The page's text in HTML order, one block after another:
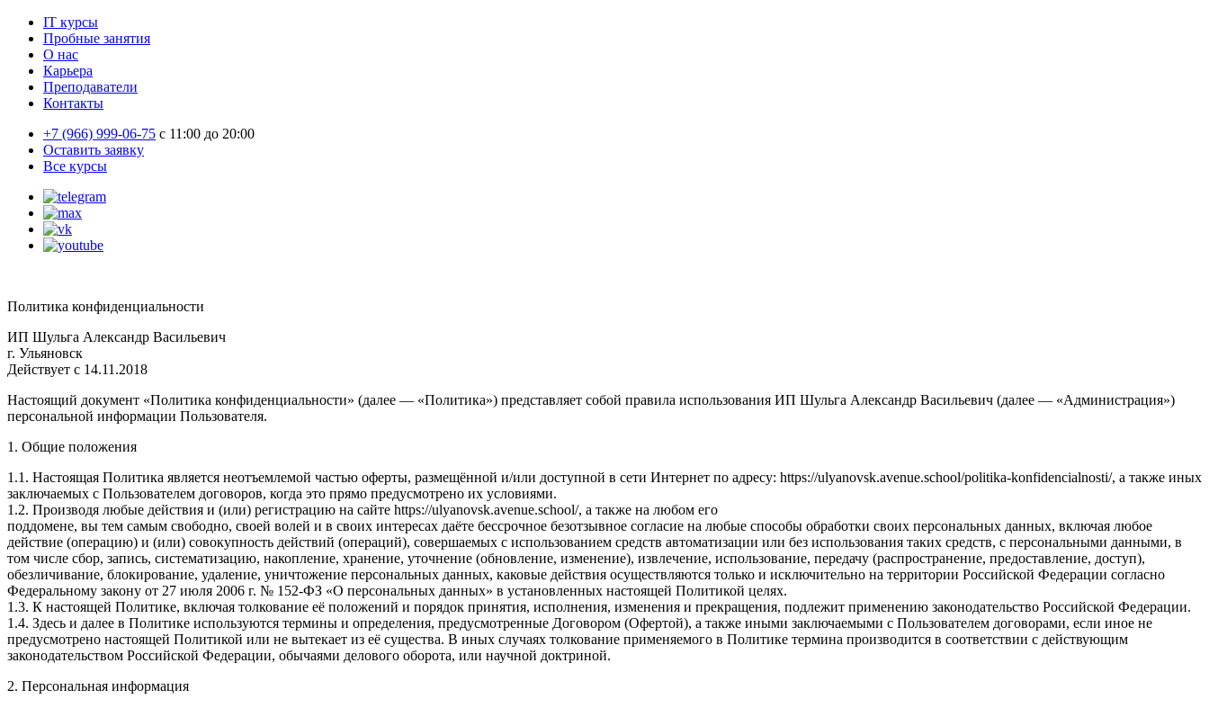
IT курсы
Пробные занятия
О нас
Карьера
Преподаватели
Контакты
+7 (966) 999-06-75 c 11:00 до 20:00
Оставить заявку
Все курсы
Политика конфиденциальности
ИП Шульга Александр Васильевич
г. Ульяновск
Действует с 14.11.2018
Настоящий документ «Политика конфиденциальности» (далее — «Политика») представляет собой правила использования ИП Шульга Александр Васильевич (далее — «Администрация»)
персональной информации Пользователя.
1. Общие положения
1.1. Настоящая Политика является неотъемлемой частью оферты, размещённой и/или доступной в сети Интернет по адресу: https://ulyanovsk.avenue.school/politika-konfidencialnosti/, а также иных
заключаемых с Пользователем договоров, когда это прямо предусмотрено их условиями.
1.2. Производя любые действия и (или) регистрацию на сайте https://ulyanovsk.avenue.school/, а также на любом его
поддомене, вы тем самым свободно, своей волей и в своих интересах даёте бессрочное безотзывное согласие на любые способы обработки своих персональных данных, включая любое
действие (операцию) и (или) совокупность действий (операций), совершаемых с использованием средств автоматизации или без использования таких средств, с персональными данными, в
том числе сбор, запись, систематизацию, накопление, хранение, уточнение (обновление, изменение), извлечение, использование, передачу (распространение, предоставление, доступ),
обезличивание, блокирование, удаление, уничтожение персональных данных, каковые действия осуществляются только и исключительно на территории Российской Федерации согласно
Федеральному закону от 27 июля 2006 г. № 152-ФЗ «О персональных данных» в установленных настоящей Политикой целях.
1.3. К настоящей Политике, включая толкование её положений и порядок принятия, исполнения, изменения и прекращения, подлежит применению законодательство Российской Федерации.
1.4. Здесь и далее в Политике используются термины и определения, предусмотренные Договором (Офертой), а также иными заключаемыми с Пользователем договорами, если иное не
предусмотрено настоящей Политикой или не вытекает из её существа. В иных случаях толкование применяемого в Политике термина производится в соответствии с действующим
законодательством Российской Федерации, обычаями делового оборота, или научной доктриной.
2. Персональная информация